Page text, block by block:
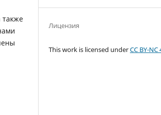
также
Лицензия
This work is licensed underCC BY-NC